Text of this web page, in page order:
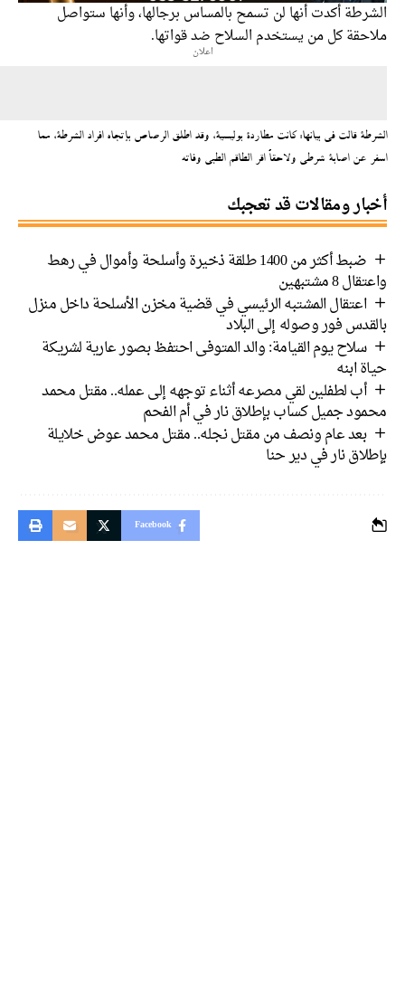
أكدت أنها لن تسمح بالمساس برجالها، وأنها ستواصل
كل من يستخدم السلاح ضد قواتها.
قالت في بيانها: كانت مطاردة بوليسية، وقد اطلق الرصاص بإتجاه افراد الشرطة، مما
عن اصابة شرطي ولاحقاً اقر الطاقم الطبي وفاته
ومقالات قد تعجبك
ضبط أكثر من 1400 طلقة ذخيرة وأسلحة وأموال في رهط
مشتبهين
اعتقال المشتبه الرئيسي في قضية مخزن الأسلحة داخل منزل
فور وصوله إلى البلاد
سلاح يوم القيامة: والد المتوفى احتفظ بصور عارية لشريكة
ابنه
أب لطفلين لقي مصرعه أثناء توجهه إلى عمله.. مقتل محمد
جميل كساب بإطلاق نار في أم الفحم
بعد عام ونصف من مقتل نجله.. مقتل محمد عوض خلايلة
نار في دير حنا
Facebook